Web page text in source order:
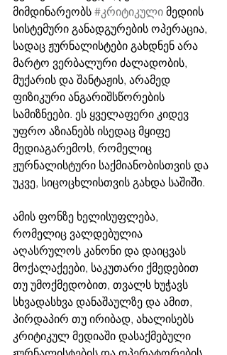
მიმდინარეობს #კრიტიკული მედიის
სისტემური განადგურების ოპერაცია,
სადაც ჟურნალისტები გახდნენ არა
მარტო ვერბალური ძალადობის,
მუქარის და შანტაჟის, არამედ
ფიზიკური ანგარიშსწორების
სამიზნეები. ეს ყველაფერი კიდევ
უფრო აზიანებს ისედაც მყიფე
მედიაგარემოს, რომელიც
ჟურნალისტური საქმიანობისთვის და
უკვე, სიცოცხლისთვის გახდა საშიში.
ამის ფონზე ხელისუფლება,
რომელიც ვალდებულია
აღასრულოს კანონი და დაიცვას
მოქალაქეები, საკუთარი ქმედებით
თუ უმოქმედობით, თვალს ხუჭავს
სხვადასხვა დანაშაულზე და ამით,
პირდაპირ თუ ირიბად, ახალისებს
კრიტიკულ მედიაში დასაქმებული